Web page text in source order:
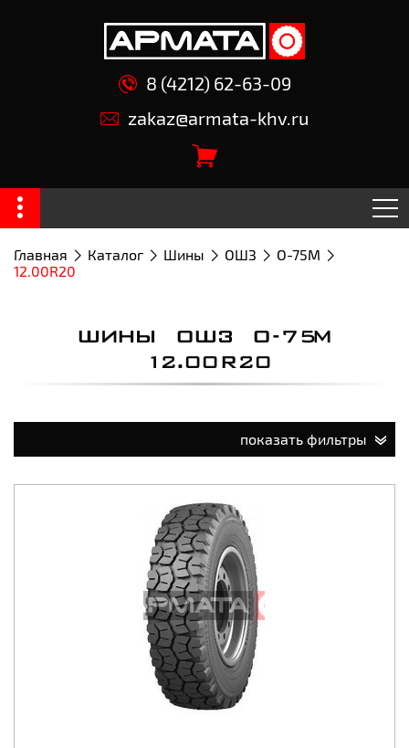
8 (4212) 62-63-09
zakaz@armata-khv.ru
Главная Каталог Шины ОШЗ
О-75М
12.00R20
ШИНЫ ОШЗ О-75М
12.00R20
показать фильтры